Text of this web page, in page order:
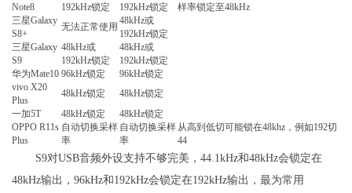
Note8
192kHz锁定
192kHz锁定
样率锁定至48kHz
三星Galaxy
S8+
无法正常使用
48kHz或
192kHz锁定
三星Galaxy
S9
48kHz或
192kHz锁定
48kHz或
192kHz锁定
华为Mate10 96kHz锁定
96kHz锁定
vivo X20
Plus
48kHz锁定
48kHz锁定
一加5T
48kHz锁定
48kHz锁定
OPPO R11s
Plus
自动切换采样
率
自动切换采样
率
从高到低切可能锁在48khz，例如192切
44
S9对USB音频外设支持不够完美，44.1kHz和48kHz会锁定在
48kHz输出，96kHz和192kHz会锁定在192kHz输出，最为常用